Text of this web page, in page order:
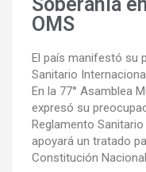
OMS
El país manifestó su
Sanitario
En la 77° Asamblea
expresó su
Reglamento
apoyará un tratado
Constitución